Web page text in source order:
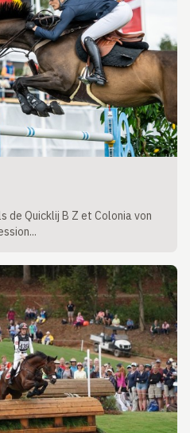
de Quicklij B Z et Colonia von